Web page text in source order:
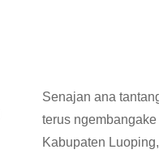
Senajan ana
terus
Kabupaten